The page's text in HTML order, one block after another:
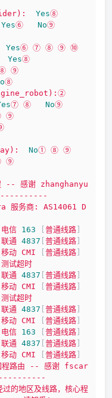
Yes⑧
Yes⑥ No⑨
Yes⑥ ⑦ ⑧ ⑨ ⑩
Yes⑧
⑨
⑧
⑦ ⑧ No⑨
⑨
No① ⑧ ⑨
⑨
-- 感谢 zhanghanyu
服务商: AS14061
D
电信 163 普通线路
联通 4837 普通线路
移动 CMI 普通线路
测试超时
联通 4837 普通线路
移动 CMI 普通线路
测试超时
联通 4837 普通线路
移动 CMI 普通线路
电信 163 普通线路
联通 4837 普通线路
移动 CMI 普通线路
程路由 -- 感谢 fscar
过的地区及线路，核心程